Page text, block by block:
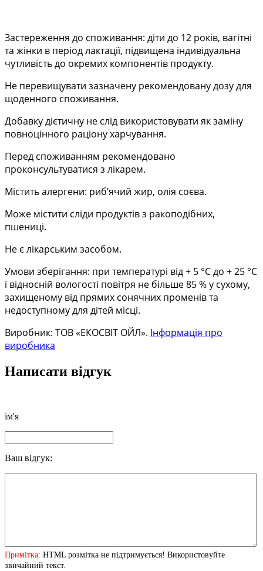
Застереження до споживання: діти до 12 років, вагітні
та жінки в період лактації, підвищена індивідуальна
чутливість до окремих компонентів продукту.
Не перевищувати зазначену рекомендовану дозу для
щоденного споживання.
Добавку дієтичну не слід використовувати як заміну
повноцінного раціону харчування.
Перед споживанням рекомендовано
проконсультуватися з лікарем.
Містить алергени: риб’ячий жир, олія соєва.
Може містити сліди продуктів з ракоподібних,
пшениці.
Не є лікарським засобом.
Умови зберігання: при температурі від + 5 °С до + 25 °С
і відносній вологості повітря не більше 85 % у сухому,
захищеному від прямих сонячних променів та
недоступному для дітей місці.
Виробник: ТОВ «ЕКОСВІТ ОЙЛ». Інформація про
виробника
Написати відгук
ім'я
Ваш відгук:
Примітка: HTML розмітка не підтримується! Використовуйте
звичайний текст.